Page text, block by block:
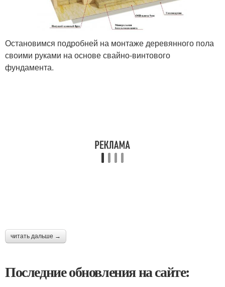
Остановимся подробней на монтаже деревянного пола
своими руками на основе свайно-винтового
фундамента.
читать дальше →
Последние обновления на сайте: